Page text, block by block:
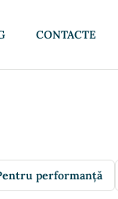
CONTACTE
performanță